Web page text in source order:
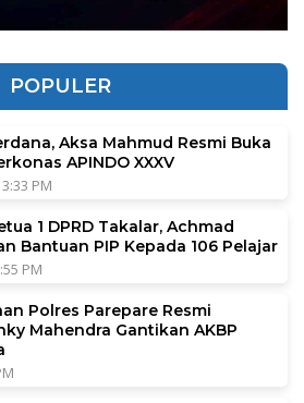
POPULER
Aksa Mahmud Resmi Buka
APINDO XXXV
PM
1 DPRD Takalar, Achmad
Bantuan PIP Kepada 106 Pelajar
PM
Polres Parepare Resmi
Mahendra Gantikan AKBP